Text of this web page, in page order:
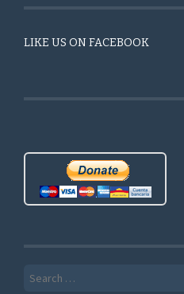
LIKE US ON FACEBOOK
Search for: